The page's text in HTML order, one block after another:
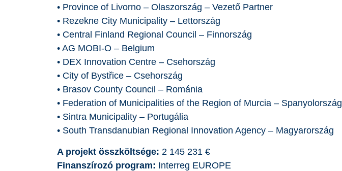
• Province of Livorno – Olaszország – Vezető Partner
• Rezekne City Municipality – Lettország
• Central Finland Regional Council – Finnország
• AG MOBI-O – Belgium
• DEX Innovation Centre – Csehország
• City of Bystřice – Csehország
• Brasov County Council – Románia
• Federation of Municipalities of the Region of Murcia – Spanyolország
• Sintra Municipality – Portugália
• South Transdanubian Regional Innovation Agency – Magyarország
A projekt összköltsége: 2 145 231 €
Finanszírozó program: Interreg EUROPE